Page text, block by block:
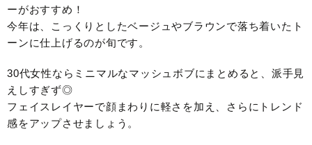
ーがおすすめ！
今年は、こっくりとしたベージュやブラウンで落ち着いたト
ーンに仕上げるのが旬です。
30代女性ならミニマルなマッシュボブにまとめると、派手見
えしすぎず◎
フェイスレイヤーで顔まわりに軽さを加え、さらにトレンド
感をアップさせましょう。